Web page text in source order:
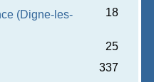
(Digne-les-
18
25
337